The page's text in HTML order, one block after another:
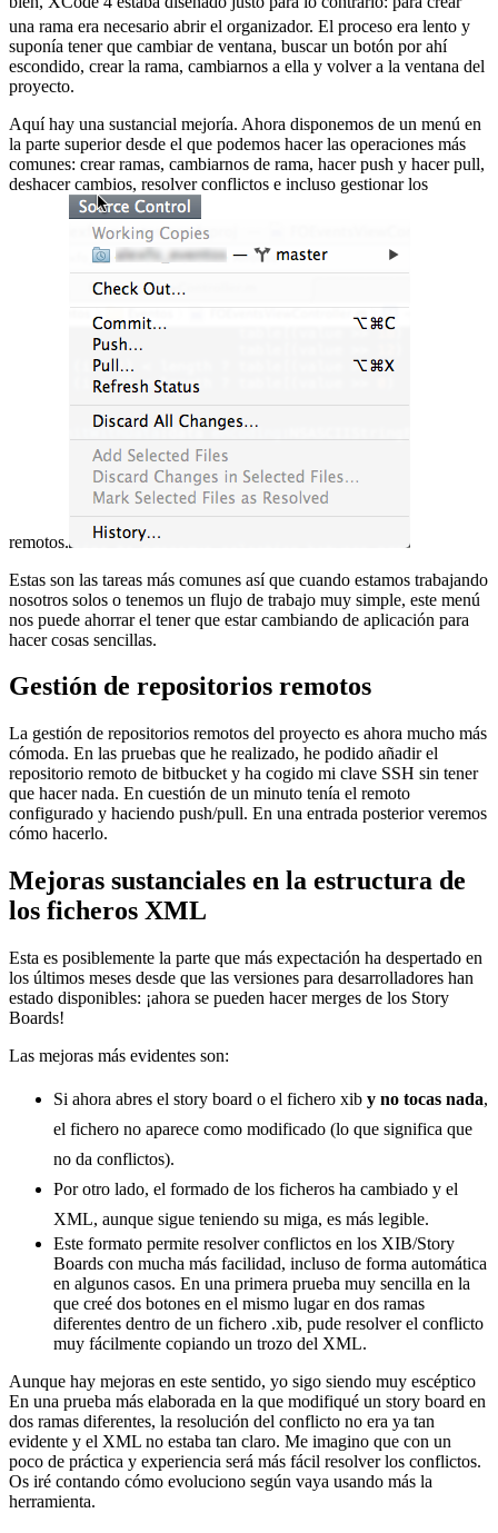
una rama era necesario abrir el organizador. El proceso era lento y
suponía tener que cambiar de ventana, buscar un botón por ahí
escondido, crear la rama, cambiarnos a ella y volver a la ventana del
proyecto.
Aquí hay una sustancial mejoría. Ahora disponemos de un menú en
la parte superior desde el que podemos hacer las operaciones más
comunes: crear ramas, cambiarnos de rama, hacer push y hacer pull,
deshacer cambios, resolver conflictos e incluso gestionar los
remotos.
Estas son las tareas más comunes así que cuando estamos trabajando
nosotros solos o tenemos un flujo de trabajo muy simple, este menú
nos puede ahorrar el tener que estar cambiando de aplicación para
hacer cosas sencillas.
Gestión de repositorios remotos
La gestión de repositorios remotos del proyecto es ahora mucho más
cómoda. En las pruebas que he realizado, he podido añadir el
repositorio remoto de bitbucket y ha cogido mi clave SSH sin tener
que hacer nada. En cuestión de un minuto tenía el remoto
configurado y haciendo push/pull. En una entrada posterior veremos
cómo hacerlo.
Mejoras sustanciales en la estructura de
los ficheros XML
Esta es posiblemente la parte que más expectación ha despertado en
los últimos meses desde que las versiones para desarrolladores han
estado disponibles: ¡ahora se pueden hacer merges de los Story
Boards!
Las mejoras más evidentes son:
Si ahora abres el story board o el fichero xib y no tocas nada,
el fichero no aparece como modificado (lo que significa que
no da conflictos).
Por otro lado, el formado de los ficheros ha cambiado y el
XML, aunque sigue teniendo su miga, es más legible.
Este formato permite resolver conflictos en los XIB/Story
Boards con mucha más facilidad, incluso de forma automática
en algunos casos. En una primera prueba muy sencilla en la
que creé dos botones en el mismo lugar en dos ramas
diferentes dentro de un fichero .xib, pude resolver el conflicto
muy fácilmente copiando un trozo del XML.
Aunque hay mejoras en este sentido, yo sigo siendo muy escéptico
En una prueba más elaborada en la que modifiqué un story board en
dos ramas diferentes, la resolución del conflicto no era ya tan
evidente y el XML no estaba tan claro. Me imagino que con un
poco de práctica y experiencia será más fácil resolver los conflictos.
Os iré contando cómo evoluciono según vaya usando más la
herramienta.